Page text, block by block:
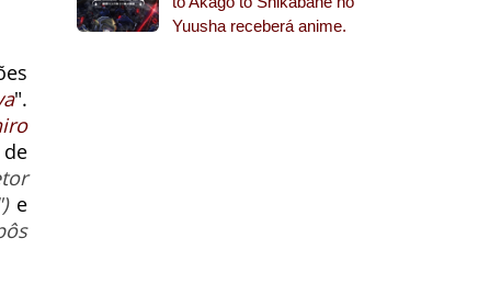
".
e
Yuusha receberá anime.